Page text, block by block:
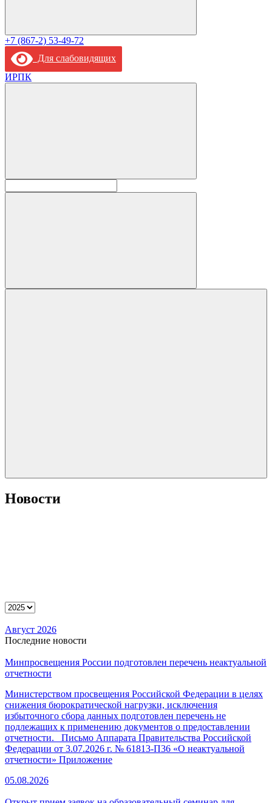
+7 (867-2) 53-49-72
Для слабовидящих
ИРПК
Новости
Август 2026
Последние новости
Минпросвещения России подготовлен перечень неактуальной
отчетности
Министерством просвещения Российской Федерации в целях
снижения бюрократической нагрузки, исключения
избыточного сбора данных подготовлен перечень не
подлежащих к применению документов о предоставлении
отчетности. Письмо Аппарата Правительства Российской
Федерации от 3.07.2026 г. № 61813-П36 «О неактуальной
отчетности» Приложение
05.08.2026